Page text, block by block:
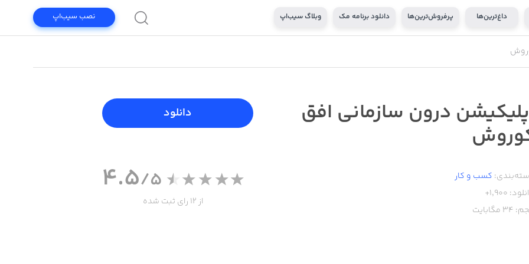
داغ‌ترین‌ها پرفروش‌ترین‌ها دانلود برنامه مک وبلاگ سیب‌اپ نصب سیب‌اپ
درون سازمانی افق
کسب‌ و ‌کار
1,900+
34 مگابایت
دانلود
4.5/5
از 12 رای ثبت شده